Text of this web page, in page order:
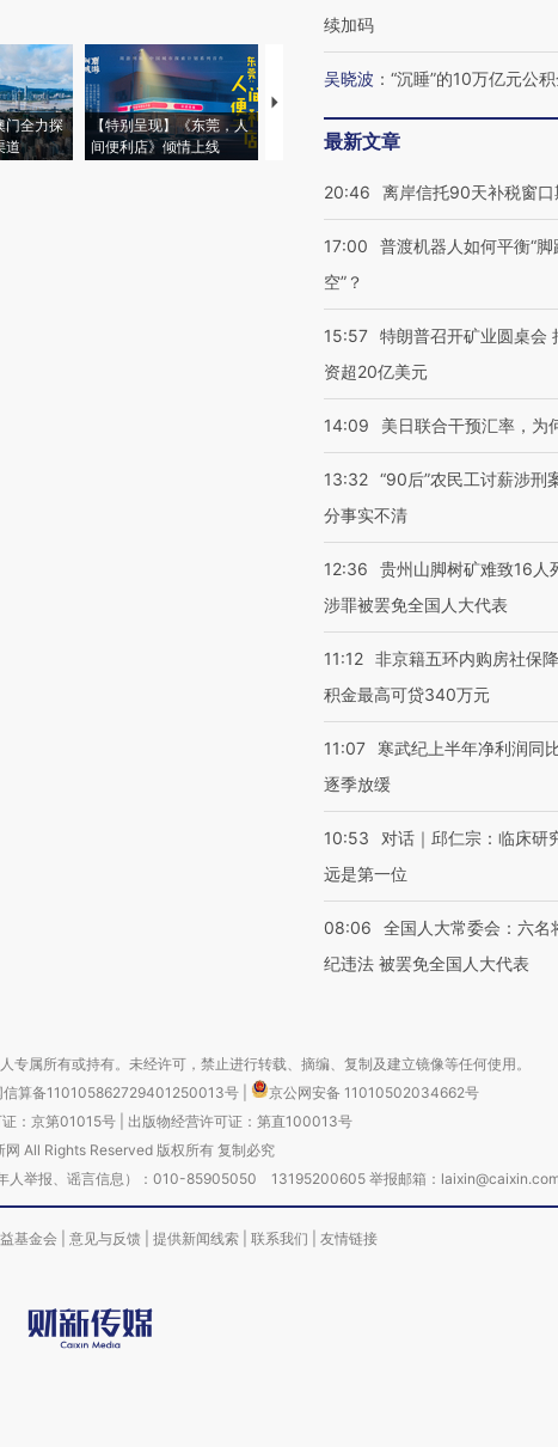
门全力探
道
【特别呈现】《东莞，人
间便利店》倾情上线
【推广】走进第四届链博
会，让数智科技“链”接产
【特别呈现】
续加码
吴晓波 ： “沉睡”的10万亿元公
最新文章
20:46 离岸信托90天补税窗口
17:00
普渡机器人如何平衡“脚
空”？
15:57 特朗普召开矿业圆桌会
资超20亿美元
14:09 美日联合干预汇率，为
13:32 “90后”农民工讨薪涉刑
分事实不清
12:36
贵州山脚树矿难致16人
涉罪被罢免全国人大代表
11:12 非京籍五环内购房社保
积金最高可贷340万元
11:07
寒武纪上半年净利润同
逐季放缓
10:53
对话｜邱仁宗：临床研
远是第一位
08:06
全国人大常委会：六名
纪违法 被罢免全国人大代表
属所有或持有。未经许可，禁止进行转载、摘编、复制及建立镜像等任何使用。
信算备110105862729401250013号
京公网安备 11010502034662号
：京第01015号| 出版物经营许可证：第直100013号
All Rights Reserved 版权所有 复制必究
人举报、谣言信息）：010-85905050 13195200605 举报邮箱：
基金会 意见与反馈 提供新闻线索 联系我们 友情链接